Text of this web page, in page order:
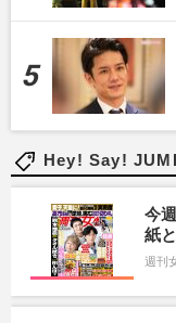
Hey! Say!
今
紙
週刊